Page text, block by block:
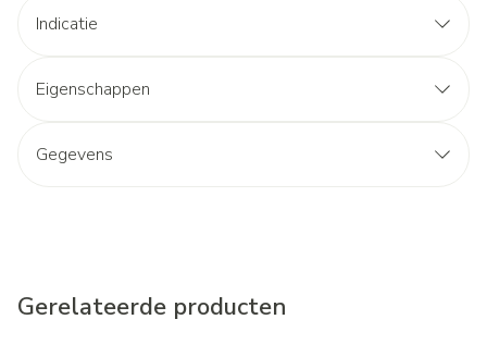
Indicatie
Eigenschappen
Gegevens
Gerelateerde producten